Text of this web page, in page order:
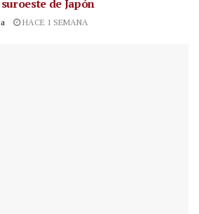
de Japón
HACE 1 SEMANA